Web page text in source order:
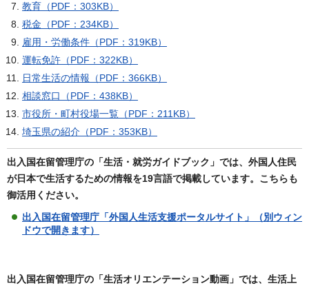
教育（PDF：303KB）
税金（PDF：234KB）
雇用・労働条件（PDF：319KB）
運転免許（PDF：322KB）
日常生活の情報（PDF：366KB）
相談窓口（PDF：438KB）
市役所・町村役場一覧（PDF：211KB）
埼玉県の紹介（PDF：353KB）
出入国在留管理庁の「生活・就労ガイドブック」では、外国人住民
が日本で生活するための情報を19言語で掲載しています。こちらも
御活用ください。
出入国在留管理庁「外国人生活支援ポータルサイト」（別ウィン
ドウで開きます）
出入国在留管理庁の「生活オリエンテーション動画」では、生活上